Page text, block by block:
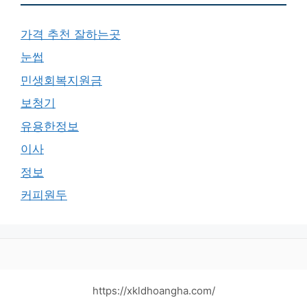
가격 추천 잘하는곳
눈썹
민생회복지원금
보청기
유용한정보
이사
정보
커피원두
https://xkldhoangha.com/